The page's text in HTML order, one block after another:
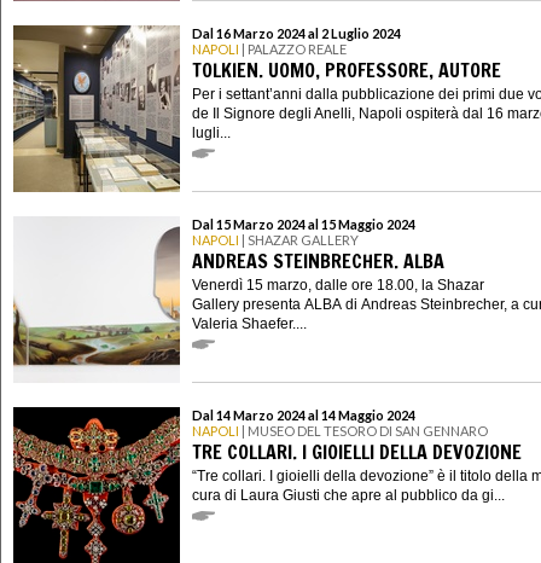
Dal 16 Marzo 2024 al 2 Luglio 2024
NAPOLI | PALAZZO REALE
TOLKIEN. UOMO, PROFESSORE, AUTORE
Per i settant’anni dalla pubblicazione dei primi due
de Il Signore degli Anelli, Napoli ospiterà dal 16
lugli...
Dal 15 Marzo 2024 al 15 Maggio 2024
NAPOLI | SHAZAR GALLERY
ANDREAS STEINBRECHER. ALBA
Venerdì 15 marzo, dalle ore 18.00, la Shazar
Gallery presenta ALBA di Andreas Steinbrecher, a
Valeria Shaefer....
Dal 14 Marzo 2024 al 14 Maggio 2024
NAPOLI | MUSEO DEL TESORO DI SAN GENNARO
TRE COLLARI. I GIOIELLI DELLA DEVOZIONE
“Tre collari. I gioielli della devozione” è il titolo della
cura di Laura Giusti che apre al pubblico da gi...